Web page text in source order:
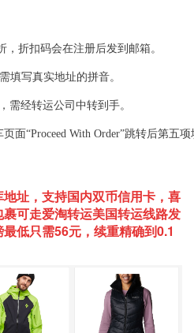
，折扣码会在注册后发到邮箱。
填写真实地址的拼音。
需经转运公司中转到手。
面“Proceed With Order”跳转后第五
址，支持国内双币信用卡，喜
可走爱淘转运美国转运线路发
低只需56元，续重精确到0.1